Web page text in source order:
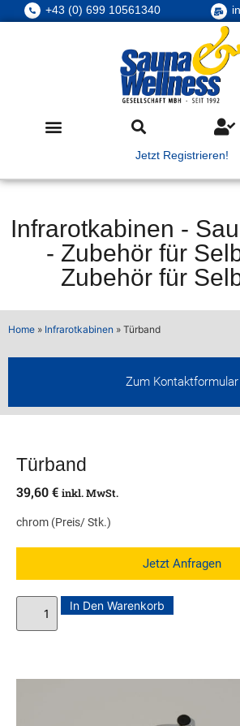
+43 (0) 699 10561340
Jetzt Registrieren!
Infrarotkabinen -
- Zubehör für
Zubehör für
Home » Infrarotkabinen » Türband
Zum Kontaktformular
Türband
39,60€ inkl. MwSt.
chrom (Preis/ Stk.)
Jetzt Anfragen
In Den Warenkorb